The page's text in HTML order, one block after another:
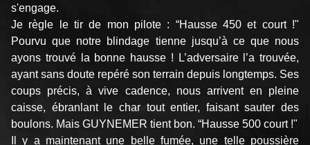
s'engage.
Je règle le tir de mon pilote : “Hausse 450 et court !"
Pourvu que notre blindage tienne jusqu’à ce que nous
ayons trouvé la bonne hausse ! L’adversaire l’a trouvée,
ayant sans doute repéré son terrain depuis long­temps. Ses
coups précis, à vive cadence, nous arri­vent en pleine
caisse, ébranlant le char tout entier, faisant sauter des
boulons. Mais GUYNEMER tient bon. “Hausse 500 court !"
Il y a maintenant une belle fumée, une telle pous­sière